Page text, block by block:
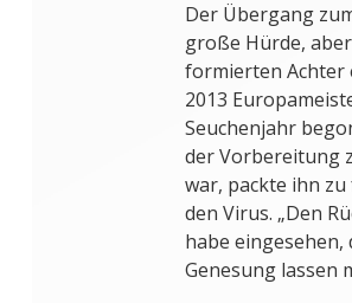
Der Übergang
große Hürde,
formierten Achter
2013
Seuchenjahr
der Vorbereitung
war, packte ihn
den Virus. „Den
habe
Genesung lassen